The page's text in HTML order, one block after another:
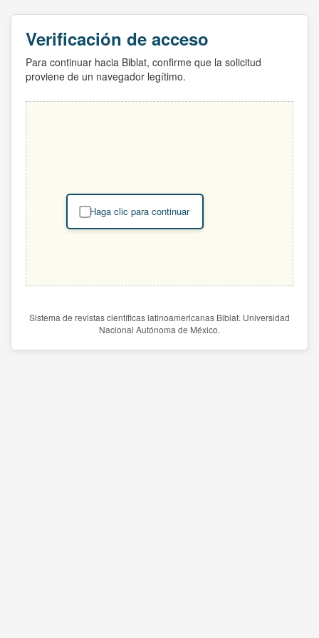
Verificación de acceso
Para continuar hacia Biblat, confirme que la solicitud
proviene de un navegador legítimo.
Haga clic para continuar
Sistema de revistas científicas latinoamericanas Biblat. Universidad
Nacional Autónoma de México.